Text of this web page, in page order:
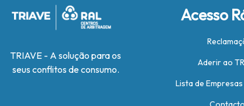
TRIAVE - A solução para os
seus conflitos de consumo.
Acesso
Aderir ao
Lista de